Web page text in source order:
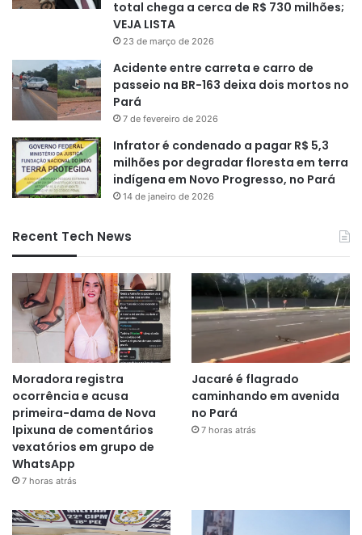
total chega a cerca de R$ 730 milhões;
VEJA LISTA
23 de março de 2026
Acidente entre carreta e carro de
passeio na BR-163 deixa dois mortos no
Pará
7 de fevereiro de 2026
Infrator é condenado a pagar R$ 5,3
milhões por degradar floresta em terra
indígena em Novo Progresso, no Pará
14 de janeiro de 2026
Recent Tech News
Moradora registra
ocorrência e acusa
primeira-dama de Nova
Ipixuna de comentários
vexatórios em grupo de
WhatsApp
7 horas atrás
Jacaré é flagrado
caminhando em avenida
no Pará
7 horas atrás